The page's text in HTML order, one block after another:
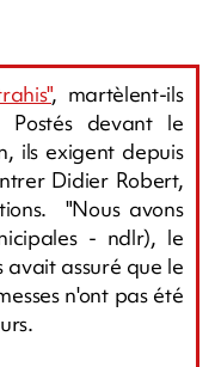
, martèlent-ils
devant le
ils exigent depuis
Didier Robert,
"Nous avons
- ndlr), le
avait assuré que le
n'ont pas été